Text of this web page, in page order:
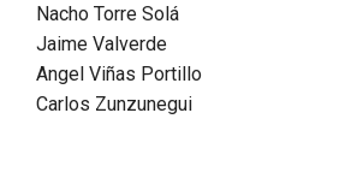
Nacho Torre Solá
Jaime Valverde
Angel Viñas Portillo
Carlos Zunzunegui